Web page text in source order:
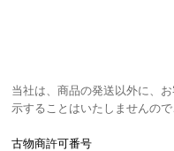
当社は、商品の発送以外に、
示することはいたしませんので
古物商許可番号